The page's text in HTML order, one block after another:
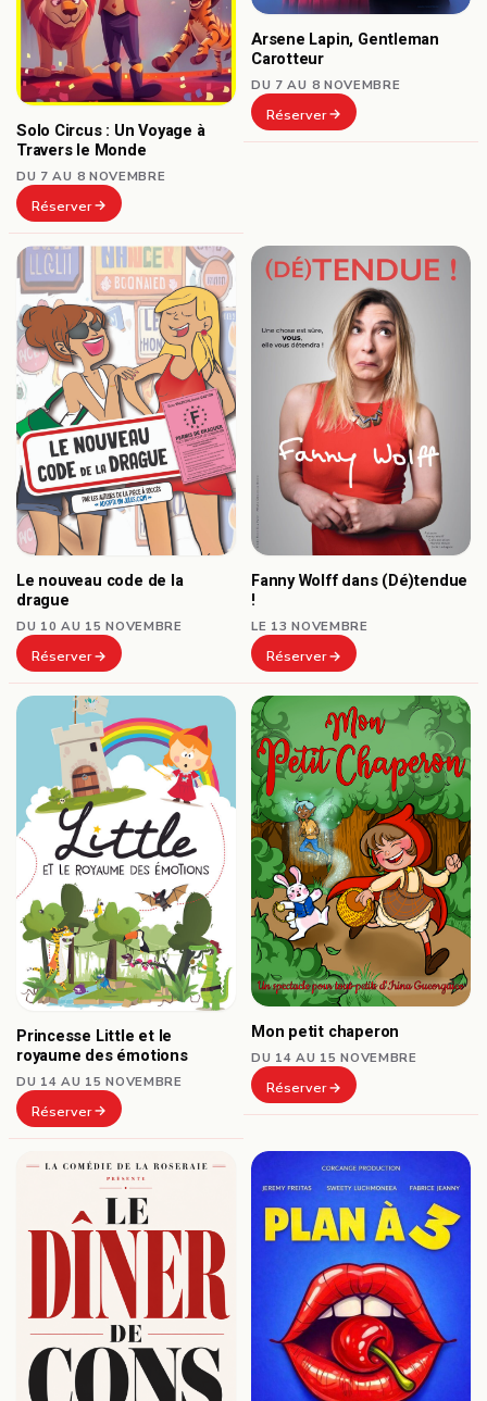
Solo Circus : Un Voyage à
Travers le Monde
DU 7 AU 8 NOVEMBRE
Réserver
Arsene Lapin, Gentleman
Carotteur
DU 7 AU 8 NOVEMBRE
Réserver
Le nouveau code de la
drague
DU 10 AU 15 NOVEMBRE
Réserver
Fanny Wolff dans (Dé)tendue
!
LE 13 NOVEMBRE
Réserver
Princesse Little et le
royaume des émotions
DU 14 AU 15 NOVEMBRE
Réserver
Mon petit chaperon
DU 14 AU 15 NOVEMBRE
Réserver